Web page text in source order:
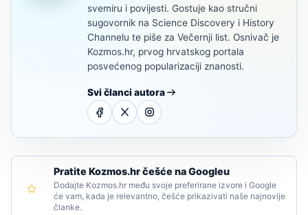
svemiru i povijesti. Gostuje kao stručni
sugovornik na Science Discovery i History
Channelu te piše za Večernji list. Osnivač je
Kozmos.hr, prvog hrvatskog portala
posvećenog popularizaciji znanosti.
Svi članci autora
Pratite Kozmos.hr češće na Googleu
Dodajte Kozmos.hr među svoje preferirane izvore i Google
će vam, kada je relevantno, češće prikazivati naše najnovije
članke.